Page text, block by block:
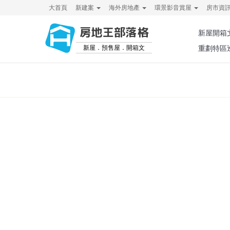
大首頁 新建案 海外房地產 環景影音賞屋 房市資
房地王部落格
新屋．預售屋．開箱文
新屋開箱
重劃特區